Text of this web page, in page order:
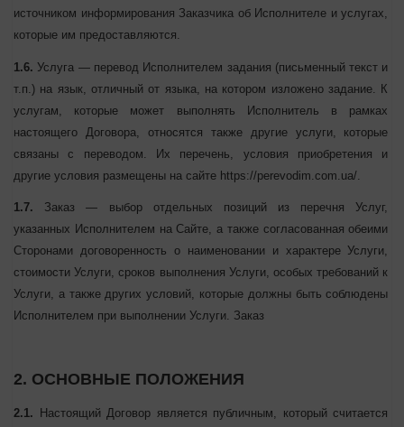
источником информирования Заказчика об Исполнителе и
услугах, которые им предоставляются.
1.6. Услуга — перевод Исполнителем задания (письменный текст
и т.п.) на язык, отличный от языка, на котором изложено задание.
К услугам, которые может выполнять Исполнитель в рамках
настоящего Договора, относятся также другие услуги, которые
связаны с переводом. Их перечень, условия приобретения и
другие условия размещены на сайте https://perevodim.com.ua/.
1.7. Заказ — выбор отдельных позиций из перечня Услуг,
указанных Исполнителем на Сайте, а также
согласованная
обеими Сторонами договоренность о наименовании и характере
Услуги, стоимости Услуги, сроков выполнения Услуги, особых
требований к Услуги, а также других условий, которые должны
быть соблюдены Исполнителем при выполнении Услуги. Заказ
2. ОСНОВНЫЕ ПОЛОЖЕНИЯ
2.1. Настоящий Договор является публичным, который считается